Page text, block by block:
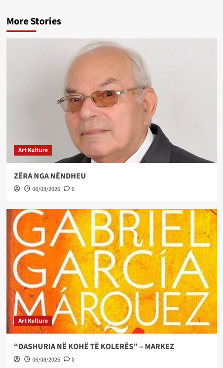
More Stories
Art Kulture
ZËRA NGA NËNDHEU
06/08/2026 0
Art Kulture
“DASHURIA NË KOHË TË KOLERËS” – MARKEZ
06/08/2026 0